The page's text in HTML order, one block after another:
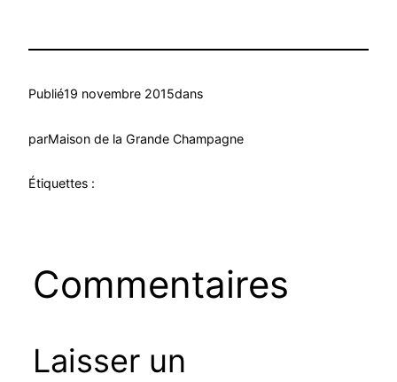
Publié19 novembre 2015dans
parMaison de la Grande Champagne
Étiquettes :
Commentaires
Laisser un